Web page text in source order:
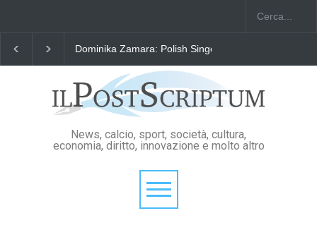
Dominika Zamara: Polish Singers' Alliance ofAmerica
News, calcio, sport, società, cultura,
economia, diritto, innovazione e molto altro